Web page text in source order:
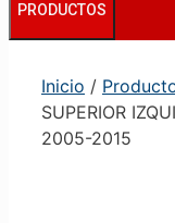
PRODUCTOS
Inicio /
SUPERIOR
2005-2015